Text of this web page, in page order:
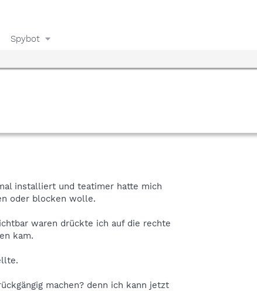
Spybot
installiert und teatimer hatte mich
oder blocken wolle.
waren drückte ich auf die rechte
kam.
machen? denn ich kann jetzt